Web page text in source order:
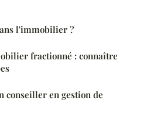
l'immobilier ?
fractionné : connaître
conseiller en gestion de